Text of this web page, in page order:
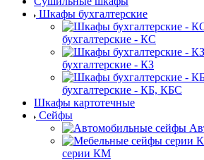
Шкафы бухгалтерские
бухгалтерские - КС
бухгалтерские - КЗ
бухгалтерские - КБ, КБС
Шкафы картотечные
Сейфы
серии КМ